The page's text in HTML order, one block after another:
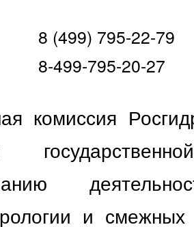
8 (499) 795-22-79
8-499-795-20-27
комиссия
и